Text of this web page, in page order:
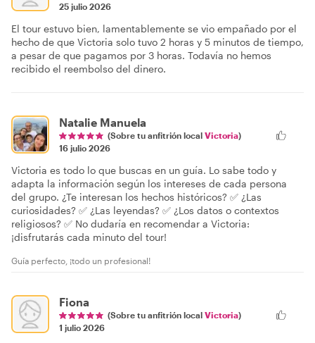
25 julio 2026
El tour estuvo bien, lamentablemente se vio empañado por el
hecho de que Victoria solo tuvo 2 horas y 5 minutos de tiempo,
a pesar de que pagamos por 3 horas. Todavía no hemos
recibido el reembolso del dinero.
Natalie Manuela
(Sobre tu anfitrión local Victoria)
16 julio 2026
Victoria es todo lo que buscas en un guía. Lo sabe todo y
adapta la información según los intereses de cada persona
del grupo. ¿Te interesan los hechos históricos? ✅ ¿Las
curiosidades? ✅ ¿Las leyendas? ✅ ¿Los datos o contextos
religiosos? ✅ No dudaría en recomendar a Victoria:
¡disfrutarás cada minuto del tour!
Guía perfecto, ¡todo un profesional!
Fiona
(Sobre tu anfitrión local Victoria)
1 julio 2026